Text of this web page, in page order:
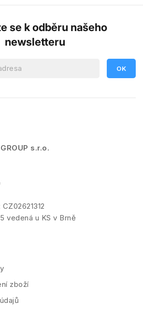
se k odběru našeho
newsletteru
s.r.o.
vedená u KS v Brně
zboží